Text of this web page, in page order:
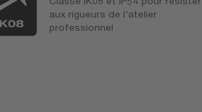
aux rigueurs de l'atelier
professionnel